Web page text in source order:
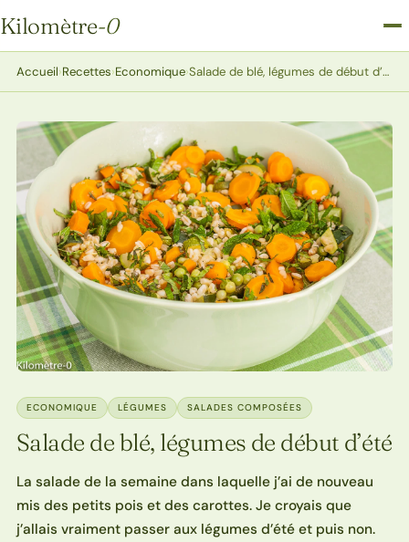
Kilomètre-0
Kilomètre-0
Accueil›Recettes›Economique› Salade de blé, légumes de début d’été
ECONOMIQUE LÉGUMES SALADES COMPOSÉES
Salade de blé, légumes de début d’été
La salade de la semaine dans laquelle j’ai de nouveau
mis des petits pois et des carottes. Je croyais que
j’allais vraiment passer aux légumes d’été et puis non.